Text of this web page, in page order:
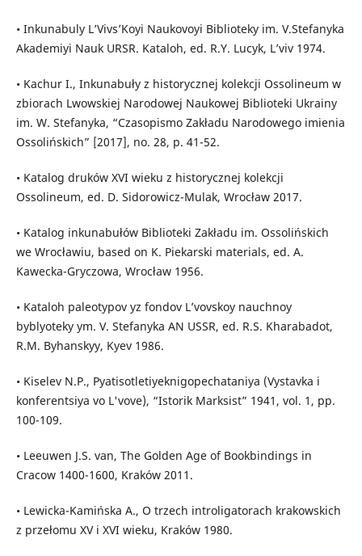
• Inkunabuly L’Vivs’Koyi Naukovoyi Biblioteky im. V.Stefanyka
Akademiyi Nauk URSR. Kataloh, ed. R.Y. Lucyk, L’viv 1974.
• Kachur I., Inkunabuły z historycznej kolekcji Ossolineum w
zbiorach Lwowskiej Narodowej Naukowej Biblioteki Ukrainy
im. W. Stefanyka, “Czasopismo Zakładu Narodowego imienia
Ossolińskich” [2017], no. 28, p. 41-52.
• Katalog druków XVI wieku z historycznej kolekcji
Ossolineum, ed. D. Sidorowicz-Mulak, Wrocław 2017.
• Katalog inkunabułów Biblioteki Zakładu im. Ossolińskich
we Wrocławiu, based on K. Piekarski materials, ed. A.
Kawecka-Gryczowa, Wrocław 1956.
• Kataloh paleotypov yz fondov L’vovskoy nauchnoy
byblyoteky ym. V. Stefanyka AN USSR, ed. R.S. Kharabadot,
R.M. Byhanskyy, Kyev 1986.
• Kiselev N.P., Pyatisotletiyeknigopechataniya (Vystavka i
konferentsiya vo L'vove), “Istorik Marksist” 1941, vol. 1, pp.
100-109.
• Leeuwen J.S. van, The Golden Age of Bookbindings in
Cracow 1400-1600, Kraków 2011.
• Lewicka-Kamińska A., O trzech introligatorach krakowskich
z przełomu XV i XVI wieku, Kraków 1980.